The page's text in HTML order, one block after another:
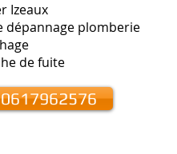
Izeaux
dépannage plomberie
de fuite
0617962576